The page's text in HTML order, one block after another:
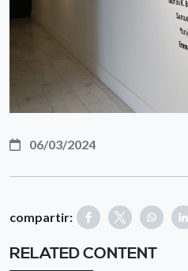
06/03/2024
compartir:
RELATED CONTENT